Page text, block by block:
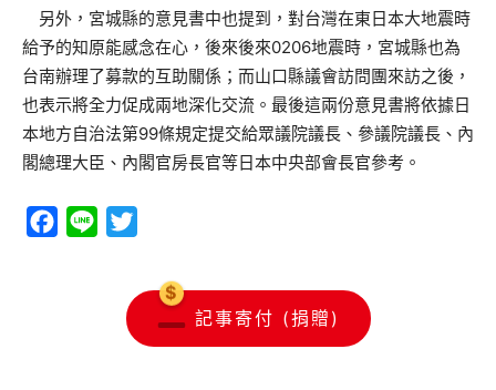
另外，宮城縣的意見書中也提到，對台灣在東日本大地震時
給予的知原能感念在心，後來後來0206地震時，宮城縣也為
台南辦理了募款的互助關係；而山口縣議會訪問團來訪之後，
也表示將全力促成兩地深化交流。最後這兩份意見書將依據日
本地方自治法第99條規定提交給眾議院議長、參議院議長、內
閣總理大臣、內閣官房長官等日本中央部會長官參考。
Facebook
Line
記事寄付 (捐贈)